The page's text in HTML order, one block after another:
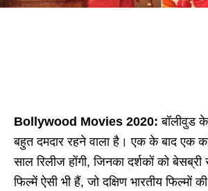
Bollywood Movies 2020: बॉलीवुड
बहुत दमदार रहने वाला है। एक के बाद एक
साल रिलीज होंगी, जिनका दर्शकों को
फिल्में ऐसी भी हैं, जो दक्षिण भारतीय फिल्मों